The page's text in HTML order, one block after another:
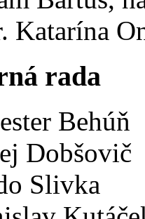
Katarína
rada
Behúň
Dobšovič
Slivka